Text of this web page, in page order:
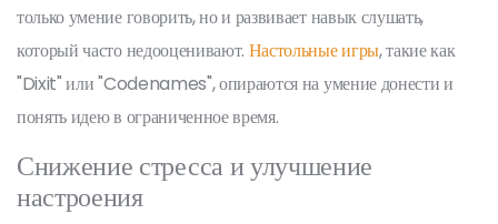
только умение говорить, но и развивает навык слушать,
который часто недооценивают. Настольные игры, такие как
"Dixit" или "Codenames", опираются на умение донести и
понять идею в ограниченное время.
Снижение стресса и улучшение
настроения